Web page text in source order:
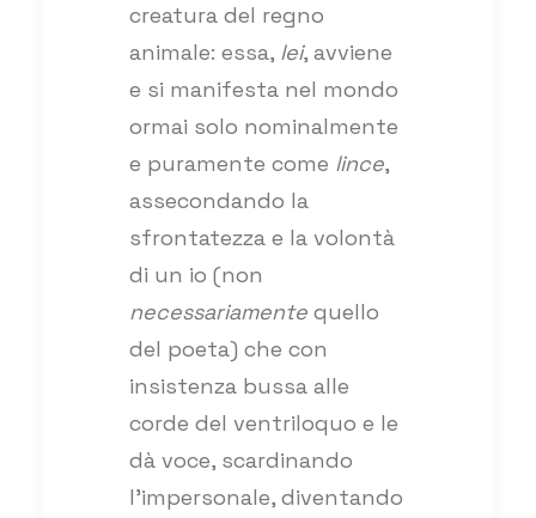
creatura del regno
animale: essa, lei, avviene
e si manifesta nel mondo
ormai solo nominalmente
e puramente come lince,
assecondando la
sfrontatezza e la volontà
di un io (non
necessariamente quello
del poeta) che con
insistenza bussa alle
corde del ventriloquo e le
dà voce, scardinando
l’impersonale, diventando